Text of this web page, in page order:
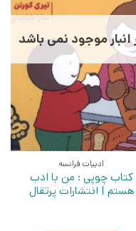
انبار موجود نمی باشد
ادبیات فرانسه
کتاب چوپی : من با ادب
هستم | انتشارات پرتقال